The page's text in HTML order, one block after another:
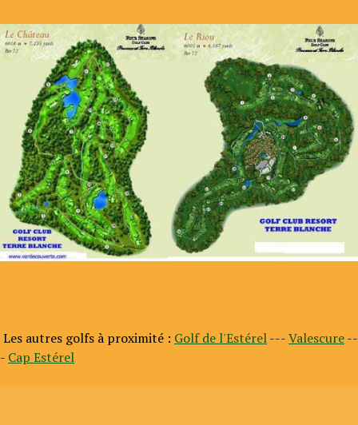
Les autres golfs à proximité : Golf de l'Estérel---Valescure--
- Cap Estérel